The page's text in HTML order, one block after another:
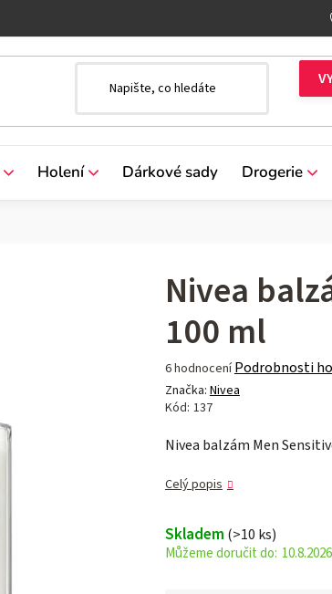
Holení Dárkové sady Drogerie
Nivea
100 ml
Průměrné
hodnocení
produktu
5,0
hvězdiček.
6 hodnocení Podrobnosti
Značka: Nivea
Kód: 137
Nivea balzám Men
Celý popis
Skladem (>10 ks)
10.8.2026